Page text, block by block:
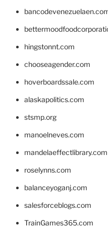
hingstonnt.com
chooseagender.com
hoverboardssale.com
alaskapolitics.com
stsmp.org
manoelneves.com
mandelaeffectlibrary.com
roselynns.com
balanceyoganj.com
salesforceblogs.com
TrainGames365.com